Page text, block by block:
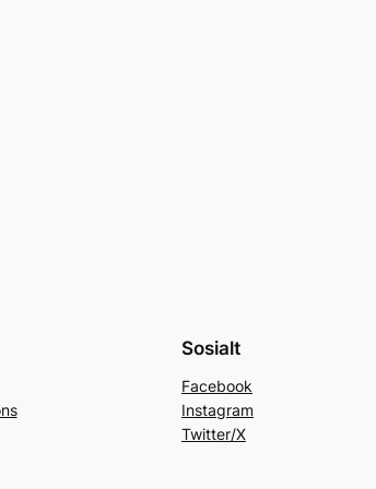
Sosialt
Facebook
Instagram
Twitter/X